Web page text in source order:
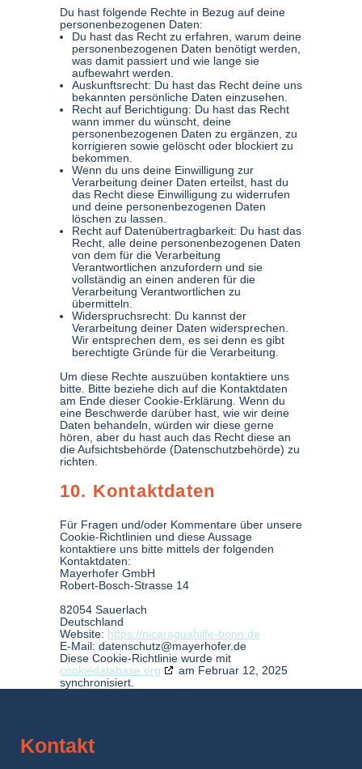
Du hast folgende Rechte in Bezug auf deine
personenbezogenen Daten:
Du hast das Recht zu erfahren, warum deine
personenbezogenen Daten benötigt werden,
was damit passiert und wie lange sie
aufbewahrt werden.
Auskunftsrecht: Du hast das Recht deine uns
bekannten persönliche Daten einzusehen.
Recht auf Berichtigung: Du hast das Recht
wann immer du wünscht, deine
personenbezogenen Daten zu ergänzen, zu
korrigieren sowie gelöscht oder blockiert zu
bekommen.
Wenn du uns deine Einwilligung zur
Verarbeitung deiner Daten erteilst, hast du
das Recht diese Einwilligung zu widerrufen
und deine personenbezogenen Daten
löschen zu lassen.
Recht auf Datenübertragbarkeit: Du hast das
Recht, alle deine personenbezogenen Daten
von dem für die Verarbeitung
Verantwortlichen anzufordern und sie
vollständig an einen anderen für die
Verarbeitung Verantwortlichen zu
übermitteln.
Widerspruchsrecht: Du kannst der
Verarbeitung deiner Daten widersprechen.
Wir entsprechen dem, es sei denn es gibt
berechtigte Gründe für die Verarbeitung.
Um diese Rechte auszuüben kontaktiere uns
bitte. Bitte beziehe dich auf die Kontaktdaten
am Ende dieser Cookie-Erklärung. Wenn du
eine Beschwerde darüber hast, wie wir deine
Daten behandeln, würden wir diese gerne
hören, aber du hast auch das Recht diese an
die Aufsichtsbehörde (Datenschutzbehörde) zu
richten.
10. Kontaktdaten
Für Fragen und/oder Kommentare über unsere
Cookie-Richtlinien und diese Aussage
kontaktiere uns bitte mittels der folgenden
Kontaktdaten:
Mayerhofer GmbH
Robert-Bosch-Strasse 14
82054 Sauerlach
Deutschland
Website: https://nicaraguahilfe-bonn.de
E-Mail: datenschutz@mayerhofer.de
Diese Cookie-Richtlinie wurde mit
cookiedatabase.org
am Februar 12, 2025
synchronisiert.
Kontakt